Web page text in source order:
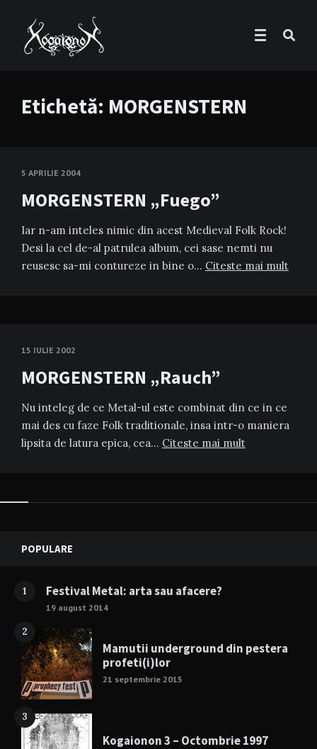
Etichetă: MORGENSTERN
5 APRILIE 2004
MORGENSTERN „Fuego”
Iar n-am inteles nimic din acest Medieval Folk Rock!
Desi la cel de-al patrulea album, cei sase nemti nu
reusesc sa-mi contureze in bine o… Citeste mai mult
15 IULIE 2002
MORGENSTERN „Rauch”
Nu inteleg de ce Metal-ul este combinat din ce in ce
mai des cu faze Folk traditionale, insa intr-o maniera
lipsita de latura epica, cea… Citeste mai mult
Widgets
POPULARE
1 Festival Metal: arta sau afacere?
19 august 2014
2
Mamutii underground din pestera
profeti(i)lor
21 septembrie 2015
3
Kogaionon 3 – Octombrie 1997